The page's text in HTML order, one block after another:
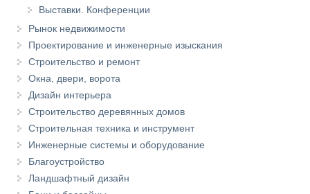
Выставки. Конференции
Рынок недвижимости
Проектирование и инженерные изыскания
Строительство и ремонт
Окна, двери, ворота
Дизайн интерьера
Строительство деревянных домов
Строительная техника и инструмент
Инженерные системы и оборудование
Благоустройство
Ландшафтный дизайн